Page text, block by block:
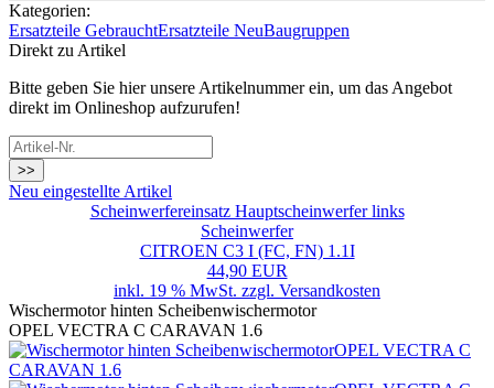
Kategorien:
Ersatzteile GebrauchtErsatzteile NeuBaugruppen
Direkt zu Artikel
Bitte geben Sie hier unsere Artikelnummer ein, um das Angebot
direkt im Onlineshop aufzurufen!
>>
Neu eingestellte Artikel
Scheinwerfereinsatz Hauptscheinwerfer links
Scheinwerfer
CITROEN C3 I (FC, FN) 1.1I
44,90 EUR
inkl. 19 % MwSt. zzgl. Versandkosten
Wischermotor hinten Scheibenwischermotor
OPEL VECTRA C CARAVAN 1.6